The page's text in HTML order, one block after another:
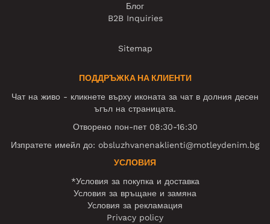
Блог
B2B Inquiries
Sitemap
ПОДДРЪЖКА НА КЛИЕНТИ
Чат на живо - кликнете върху иконата за чат в долния десен
ъгъл на страницата.
Отворено пон-пет 08:30-16:30
Изпратете имейл до: obsluzhvanenaklienti@motleydenim.bg
УСЛОВИЯ
*Условия за покупка и доставка
Условия за връщане и замяна
Условия за рекламация
Privacy policy